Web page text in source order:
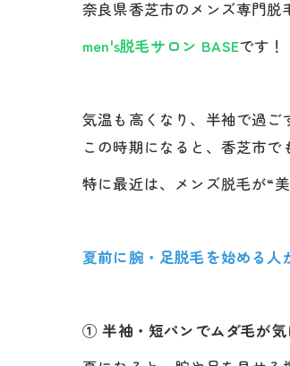
奈良県香芝市のメンズ専門脱
men's脱毛サロン BASEです！
気温も高くなり、半袖で過ご
この時期になると、香芝市で
特に最近は、メンズ脱毛が“
夏前に腕・足脱毛を始める人
① 半袖・短パンでムダ毛が気